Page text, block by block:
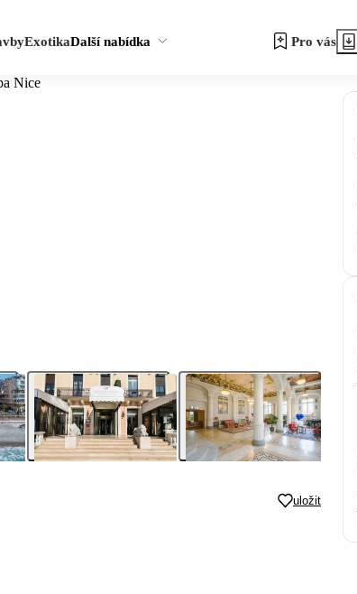
ExotikaDalší nabídka Pro vás
Nice
uložit